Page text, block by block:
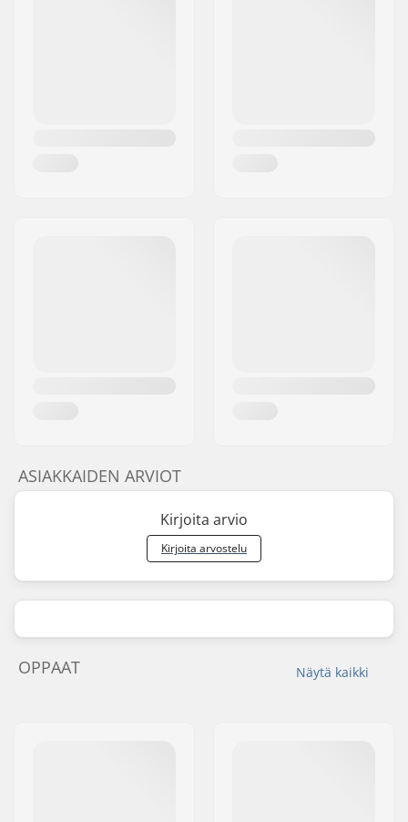
ASIAKKAIDEN ARVIOT
Kirjoita arvio
Kirjoita arvostelu
Näytä kaikki
OPPAAT